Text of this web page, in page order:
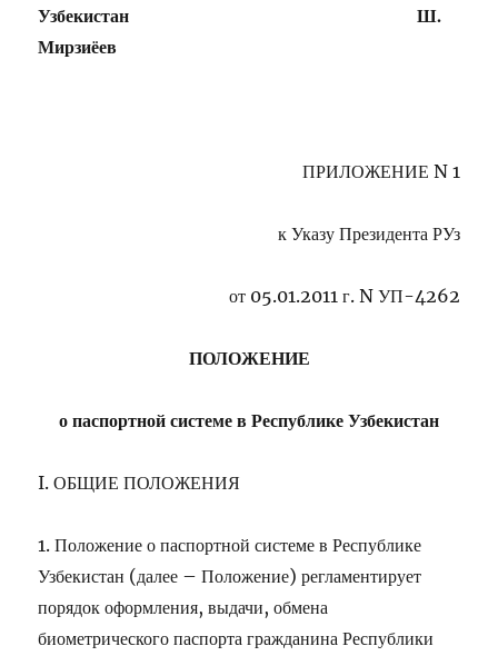
Узбекистан Ш.
Мирзиёев
ПРИЛОЖЕНИЕ N 1
к УказуПрезидента РУз
от 05.01.2011 г. N УП-4262
ПОЛОЖЕНИЕ
о паспортной системе в Республике Узбекистан
I. ОБЩИЕ ПОЛОЖЕНИЯ
1. Положение о паспортной системе в Республике
Узбекистан (далее – Положение) регламентирует
порядок оформления, выдачи, обмена
биометрического паспорта гражданина Республики